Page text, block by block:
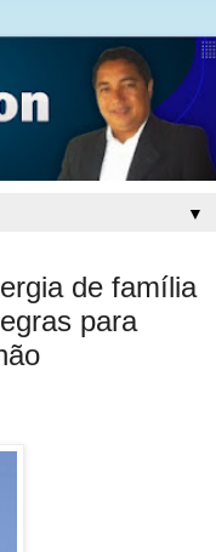
▼
de família
para